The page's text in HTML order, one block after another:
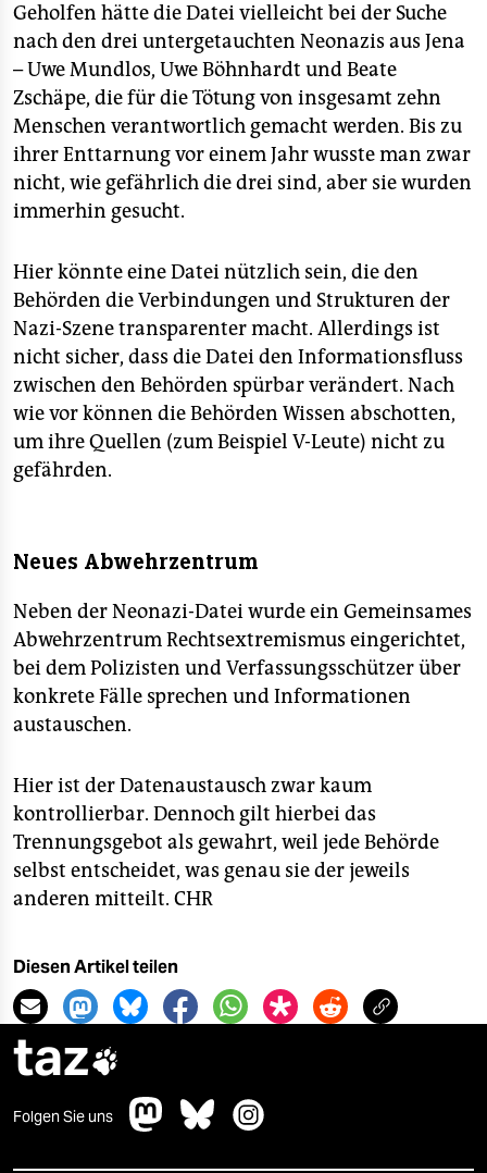
Geholfen hätte die Datei vielleicht bei der Suche
nach den drei untergetauchten Neonazis aus Jena
– Uwe Mundlos, Uwe Böhnhardt und Beate
Zschäpe, die für die Tötung von insgesamt zehn
Menschen verantwortlich gemacht werden. Bis zu
ihrer Enttarnung vor einem Jahr wusste man zwar
nicht, wie gefährlich die drei sind, aber sie wurden
immerhin gesucht.
Hier könnte eine Datei nützlich sein, die den
Behörden die Verbindungen und Strukturen der
Nazi-Szene transparenter macht. Allerdings ist
nicht sicher, dass die Datei den Informationsfluss
zwischen den Behörden spürbar verändert. Nach
wie vor können die Behörden Wissen abschotten,
um ihre Quellen (zum Beispiel V-Leute) nicht zu
gefährden.
Neues Abwehrzentrum
Neben der Neonazi-Datei wurde ein Gemeinsames
Abwehrzentrum Rechtsextremismus eingerichtet,
bei dem Polizisten und Verfassungsschützer über
konkrete Fälle sprechen und Informationen
austauschen.
Hier ist der Datenaustausch zwar kaum
kontrollierbar. Dennoch gilt hierbei das
Trennungsgebot als gewahrt, weil jede Behörde
selbst entscheidet, was genau sie der jeweils
anderen mitteilt. CHR
Diesen Artikel teilen
taz
Folgen Sie uns